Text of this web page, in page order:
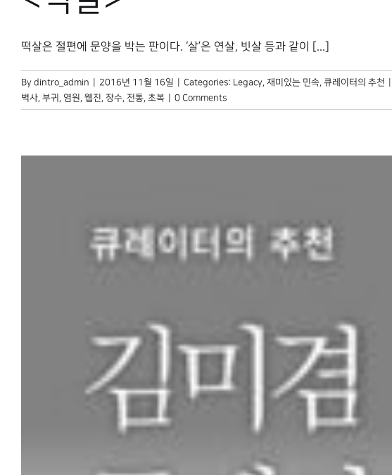
떡살은 절편에 문양을 박는 판이다. ‘살’은 연살, 빗살 등과 같이 [...]
By dintro_admin 2016년 11월 16일 Categories: Legacy, 재미있는 민속, 큐레이터의 추천
벽사, 부귀 , 염원, 웹진, 장수, 전통, 초복 0 Comments